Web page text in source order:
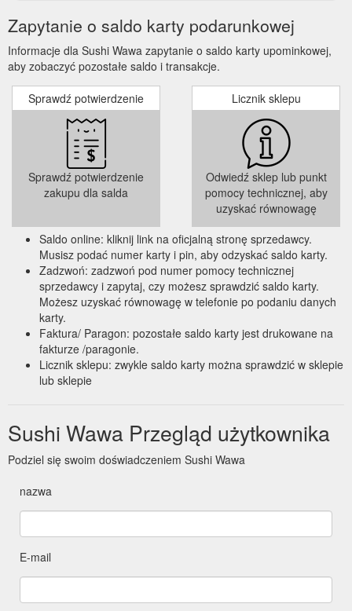
Zapytanie o saldo karty podarunkowej
Informacje dla Sushi Wawa zapytanie o saldo karty upominkowej,
aby zobaczyć pozostałe saldo i transakcje.
Sprawdź potwierdzenie
Sprawdź potwierdzenie
zakupu dla salda
Licznik sklepu
Odwiedź sklep lub punkt
pomocy technicznej, aby
uzyskać równowagę
Saldo online: kliknij link na oficjalną stronę sprzedawcy.
Musisz podać numer karty i pin, aby odzyskać saldo karty.
Zadzwoń: zadzwoń pod numer pomocy technicznej
sprzedawcy i zapytaj, czy możesz sprawdzić saldo karty.
Możesz uzyskać równowagę w telefonie po podaniu danych
karty.
Faktura/ Paragon: pozostałe saldo karty jest drukowane na
fakturze /paragonie.
Licznik sklepu: zwykle saldo karty można sprawdzić w sklepie
lub sklepie
Sushi Wawa Przegląd użytkownika
Podziel się swoim doświadczeniem Sushi Wawa
nazwa
E-mail